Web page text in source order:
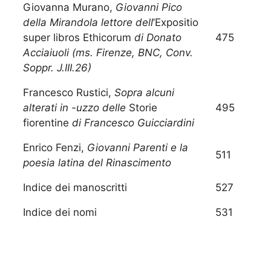
Giovanna Murano, Giovanni Pico
della Mirandola lettore dell’Expositio
super libros Ethicorum di Donato
Acciaiuoli (ms. Firenze, BNC, Conv.
Soppr. J.III.26)
475
Francesco Rustici, Sopra alcuni
alterati in -uzzo delle Storie
fiorentine di Francesco Guicciardini
495
Enrico Fenzi, Giovanni Parenti e la
poesia latina del Rinascimento
511
Indice dei manoscritti 527
Indice dei nomi 531